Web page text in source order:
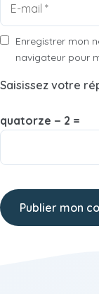
Enregistrer mon
navigateur pour
Saisissez votre
quatorze − 2 =